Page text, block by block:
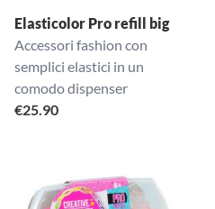
Elasticolor Pro refill big
Accessori fashion con
semplici elastici in un
comodo dispenser
€25.90